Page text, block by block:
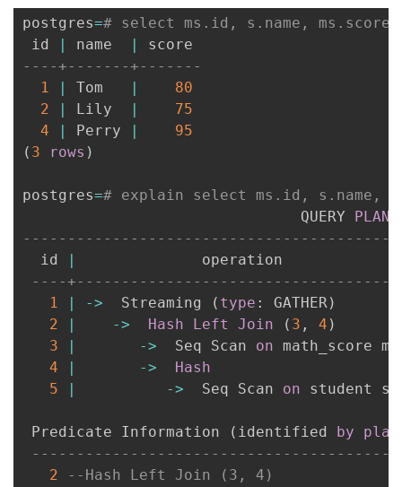
postgres=# select ms.id, s.name,
id
| name |
----+-------+-------
1
| Tom |
80
2
| Lily |
75
4
| Perry |
95
( 3 rows )
postgres=# explain select ms.id, s.name,
                               QUERY
PLAN
  id
|
----
1
| ->
  Streaming
( type : GATHER)
2
| -> Hash Left Join ( 3 , 4 )
3
| ->
  Seq Scan
on math_score
4
| ->
Hash
5
| ->
  Seq Scan
on student
Predicate Information ( identified by plan
2
--Hash Left Join (3, 4)